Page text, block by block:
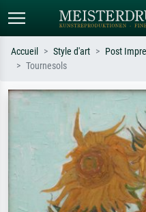
Recherchez par artiste, titre ou style –
ex. Monet, Nuit étoilée,
impressionnisme, vague de Hokusai,
nu.
Accueil Style d'art Post
Tournesols